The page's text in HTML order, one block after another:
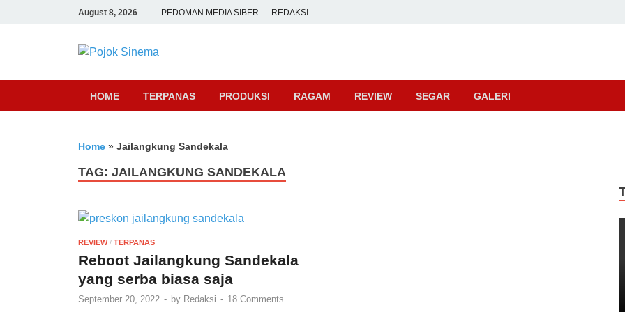
August 8, 2026 PEDOMAN MEDIA SIBER REDAKSI
Pojok Sinema
HOME TERPANAS PRODUKSI RAGAM REVIEW SEGAR GALERI
Home » Jailangkung Sandekala
TAG: JAILANGKUNG SANDEKALA
REVIEW/ TERPANAS
Reboot Jailangkung Sandekala
yang serba biasa saja
September 20, 2022 - by Redaksi - 18 Comments.